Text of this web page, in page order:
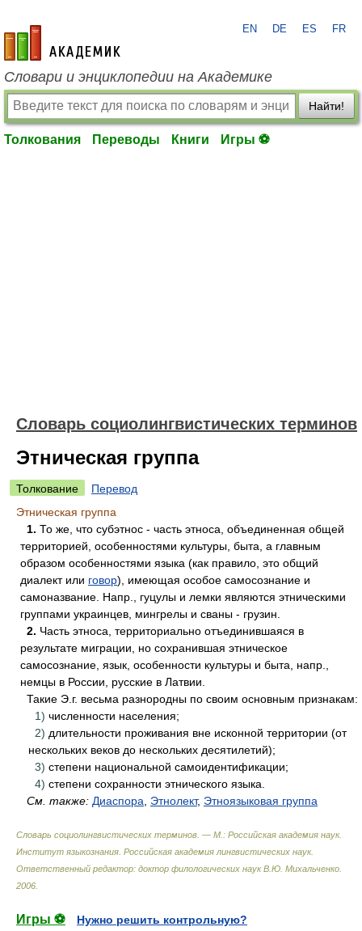
academic.ru
EN DE ES FR
Словари и энциклопедии на Академике
Найти!
Толкования Переводы Книги Игры ⚽
Словарь социолингвистических терминов
Этническая группа
Толкование
Перевод
Этническая группа
1. То же, что субэтнос - часть этноса, объединенная общей
территорией, особенностями культуры, быта, а главным
образом особенностями языка (как правило, это общий
диалект или говор), имеющая особое самосознание и
самоназвание. Напр., гуцулы и лемки являются этническими
группами украинцев, мингрелы и сваны - грузин.
2. Часть этноса, территориально отъединившаяся в
результате миграции, но сохранившая этническое
самосознание, язык, особенности культуры и быта, напр.,
немцы в России, русские в Латвии.
Такие Э.г. весьма разнородны по своим основным признакам:
1) численности населения;
2) длительности проживания вне исконной территории (от
нескольких веков до нескольких десятилетий);
3) степени национальной самоидентификации;
4) степени сохранности этнического языка.
См. также: Диаспора Этнолект, Этноязыковая группа
Словарь социолингвистических терминов. — М.: Российская академия наук.
Институт языкознания. Российская академия лингвистических наук.
Ответственный редактор: доктор филологических наук В.Ю. Михальченко
2006
Игры ⚽
Нужно решить контрольную?